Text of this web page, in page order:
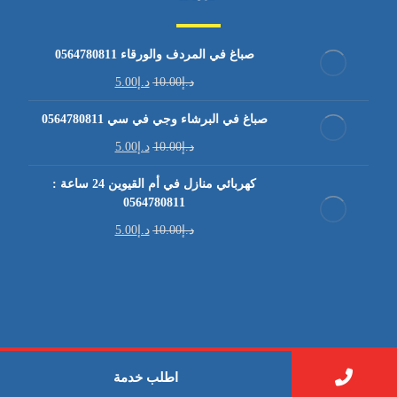
صباغ في المردف والورقاء 0564780811
د.إ10.00 د.إ5.00
صباغ في البرشاء وجي في سي 0564780811
د.إ10.00 د.إ5.00
كهربائي منازل في أم القيوين 24 ساعة :
0564780811
د.إ10.00 د.إ5.00
اطلب خدمة